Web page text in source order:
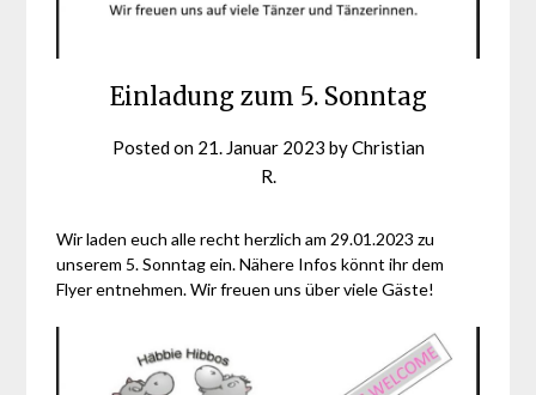
Einladung zum 5. Sonntag
Posted on 21. Januar 2023 byChristian
R.
Wir laden euch alle recht herzlich am 29.01.2023 zu
unserem 5. Sonntag ein. Nähere Infos könnt ihr dem
Flyer entnehmen. Wir freuen uns über viele Gäste!